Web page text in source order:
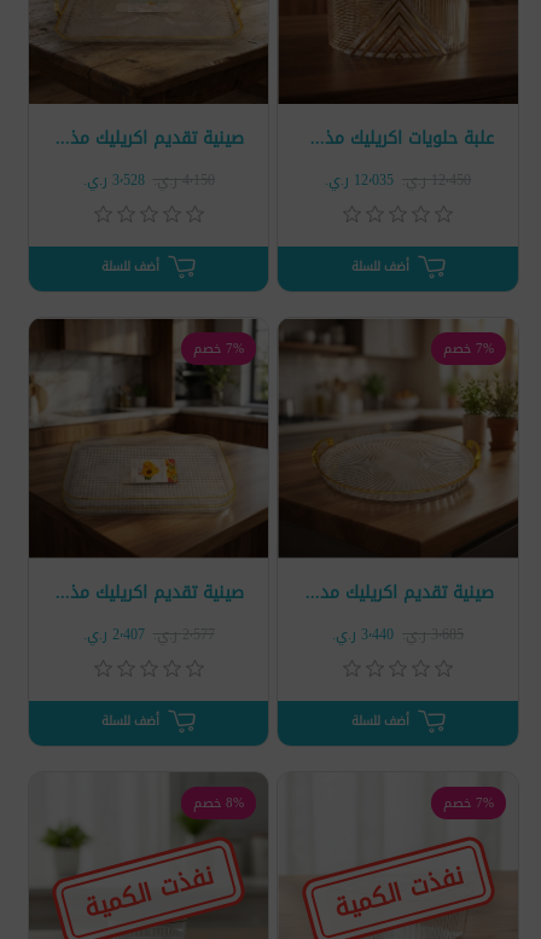
علبة حلويات اكريليك مذهب كبير موديل LUXCW-344
12٬450 ر.ي.‏ 12٬035 ر.ي.‏
أضف للسلة
صينية تقديم اكريليك مذهب موديل LUXCW-193
4٬150 ر.ي.‏ 3٬528 ر.ي.‏
أضف للسلة
صينية تقديم اكريليك مدور موديل LUXCW-192
7% خصم
3٬685 ر.ي.‏ 3٬440 ر.ي.‏
أضف للسلة
صينية تقديم اكريليك مذهب كريستال موديل LUXCW-198
7% خصم
2٬577 ر.ي.‏ 2٬407 ر.ي.‏
أضف للسلة
نفذت الكمية
7% خصم
نفذت الكمية
8% خصم